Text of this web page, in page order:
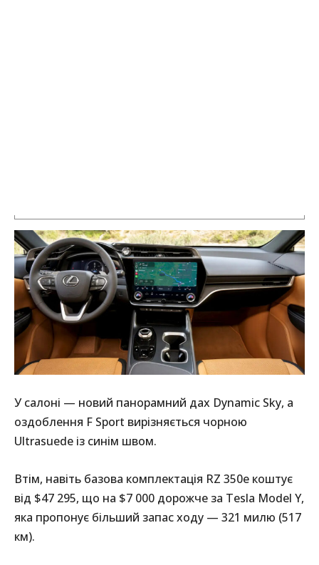
У салоні — новий панорамний дах Dynamic Sky, а
оздоблення F Sport вирізняється чорною
Ultrasuede із синім швом.
Втім, навіть базова комплектація RZ 350e коштує
від $47 295, що на $7 000 дорожче за Tesla Model Y,
яка пропонує більший запас ходу — 321 милю (517
км).